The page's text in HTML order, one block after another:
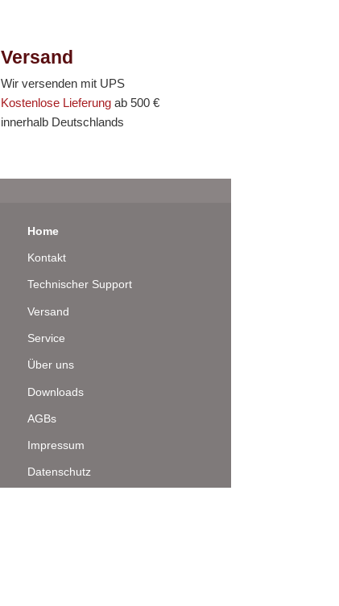
Versand
Wir versenden mit UPS
Kostenlose Lieferung ab 500 €
innerhalb Deutschlands
Home
Kontakt
Technischer Support
Versand
Service
Über uns
Downloads
AGBs
Impressum
Datenschutz